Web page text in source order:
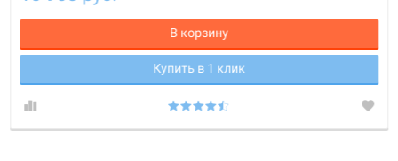
В корзину
Купить в 1 клик